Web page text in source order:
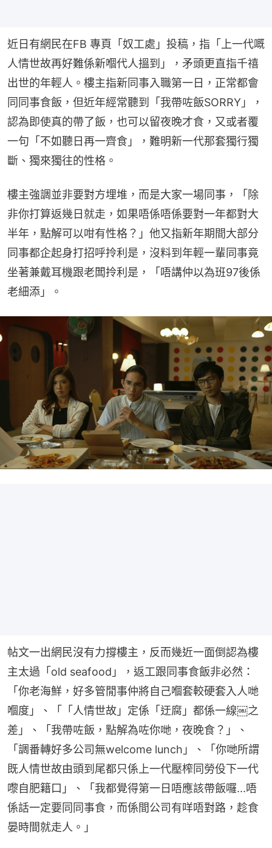
近日有網民在FB 專頁「奴工處」投稿，指「上一代嘅
人情世故再好難係新嗰代人搵到」，矛頭更直指千禧
出世的年輕人。樓主指新同事入職第一日，正常都會
同同事食飯，但近年經常聽到「我帶咗飯SORRY」，
認為即使真的帶了飯，也可以留夜晚才食，又或者覆
一句「不如聽日再一齊食」，難明新一代那套獨行獨
斷、獨來獨往的性格。
樓主強調並非要對方埋堆，而是大家一場同事，「除
非你打算返幾日就走，如果唔係唔係要對一年都對大
半年，點解可以咁有性格？」他又指新年期間大部分
同事都企起身打招呼拎利是，沒料到年輕一輩同事竟
坐著兼戴耳機跟老闆拎利是，「唔講仲以為班97後係
老細添」。
帖文一出網民沒有力撐樓主，反而幾近一面倒認為樓
主太過「old seafood」，返工跟同事食飯非必然：
「你老海鮮，好多管閒事仲將自己嗰套較硬套入人哋
嗰度」、「「人情世故」定係「迂腐」都係一線￼之
差」、「我帶咗飯，點解為咗你哋，夜晚食？」、
「調番轉好多公司無welcome lunch」、「你哋所謂
既人情世故由頭到尾都只係上一代壓榨同勞伇下一代
嚟自肥籍口」、「我都覺得第一日唔應該帶飯囉...唔
係話一定要同同事食，而係間公司有咩唔對路，趁食
晏時間就走人。」